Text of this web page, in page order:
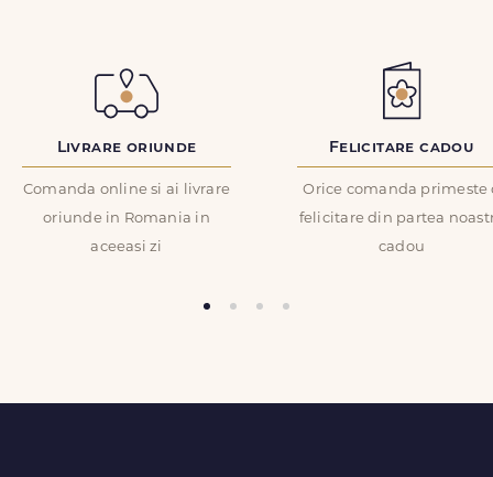
Livrare oriunde
Comanda online si ai livrare
oriunde in Romania in
aceeasi zi
Felicitare cadou
Orice comanda primeste
felicitare din partea
cadou